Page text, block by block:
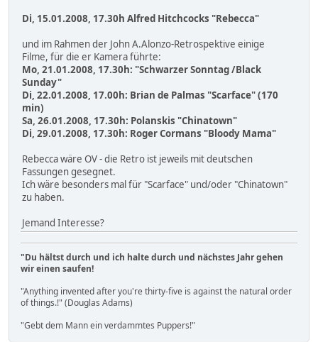
Di, 15.01.2008, 17.30h Alfred Hitchcocks "Rebecca"
und im Rahmen der John A.Alonzo-Retrospektive einige
Filme, für die er Kamera führte:
Mo, 21.01.2008, 17.30h: "Schwarzer Sonntag /Black
Sunday"
Di, 22.01.2008, 17.00h: Brian de Palmas "Scarface" (170
min)
Sa, 26.01.2008, 17.30h: Polanskis "Chinatown"
Di, 29.01.2008, 17.30h: Roger Cormans "Bloody Mama"
Rebecca wäre OV - die Retro ist jeweils mit deutschen
Fassungen gesegnet.
Ich wäre besonders mal für "Scarface" und/oder "Chinatown"
zu haben.
Jemand Interesse?
"Du hältst durch und ich halte durch und nächstes Jahr gehen
wir einen saufen!
"Anything invented after you're thirty-five is against the natural order
of things.!" (Douglas Adams)
"Gebt dem Mann ein verdammtes Puppers!"